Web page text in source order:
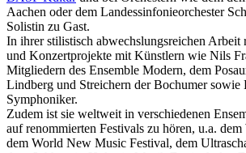
Aachen oder dem Landessinfonieorchester
Solistin zu Gast.
In ihrer stilistisch abwechslungsreichen Arbeit
und Konzertprojekte mit Künstlern wie Nils
Mitgliedern des Ensemble Modern, dem
Lindberg und Streichern der Bochumer sowie
Symphoniker.
Zudem ist sie weltweit in verschiedenen
auf renommierten Festivals zu hören, u.a. dem
dem World New Music Festival, dem